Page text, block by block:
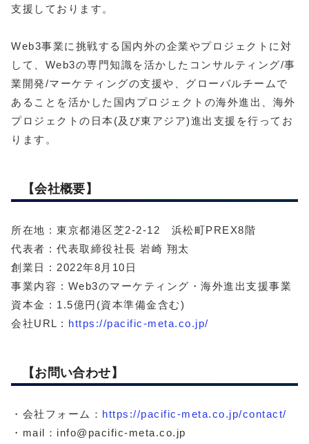
支援しております。
Web3事業に挑戦する国内外の企業やプロジェクトに対
して、Web3の専門知識を活かしたコンサルティング/事
業開発/マーケティングの支援や、グローバルチームで
あることを活かした国内プロジェクトの海外進出、海外
プロジェクトの日本(及び東アジア)進出支援を行ってお
ります。
【会社概要】
所在地 : 東京都港区芝2-2-12 浜松町PREX8階
代表者 : 代表取締役社長 岩崎 翔太
創業日 : 2022年8月10日
事業内容 : Web3のマーケティング・海外進出支援事業
資本金 : 1.5億円(資本準備金含む)
会社URL : https://pacific-meta.co.jp/
【お問い合わせ】
・会社フォーム： https://pacific-meta.co.jp/contact/
・mail：info@pacific-meta.co.jp